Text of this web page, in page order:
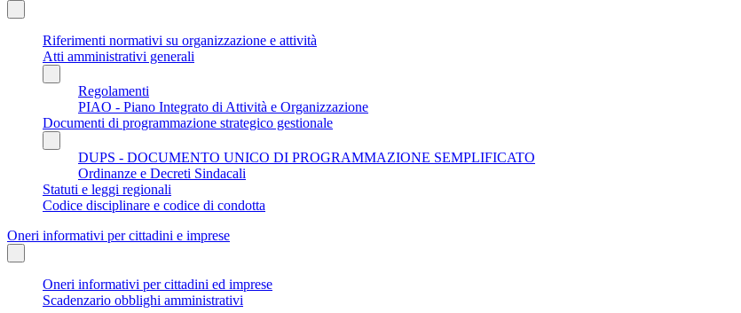
Riferimenti normativi su organizzazione e attività
Atti amministrativi generali
Regolamenti
PIAO - Piano Integrato di Attività e Organizzazione
Documenti di programmazione strategico gestionale
DUPS - DOCUMENTO UNICO DI PROGRAMMAZIONE SEMPLIFICATO
Ordinanze e Decreti Sindacali
Statuti e leggi regionali
Codice disciplinare e codice di condotta
Oneri informativi per cittadini e imprese
Oneri informativi per cittadini ed imprese
Scadenzario obblighi amministrativi